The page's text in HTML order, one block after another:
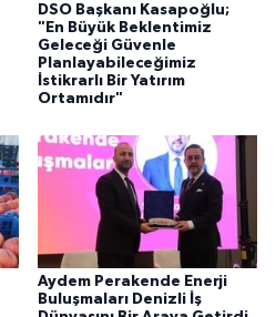
DSO Başkanı Kasapoğlu;
"En Büyük Beklentimiz
Geleceği Güvenle
Planlayabileceğimiz
İstikrarlı Bir Yatırım
Ortamıdır"
Aydem Perakende Enerji
Buluşmaları Denizli İş